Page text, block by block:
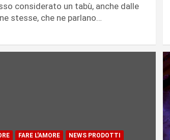
considerato un tabù, anche dalle
stesse, che ne parlano…
FARE L'AMORE
NEWS PRODOTTI